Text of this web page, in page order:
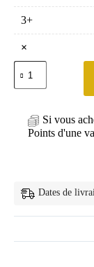
3+
×
quantité
de
Bonde
lavabo
pop-
Si vous
Points d'une
Dates de